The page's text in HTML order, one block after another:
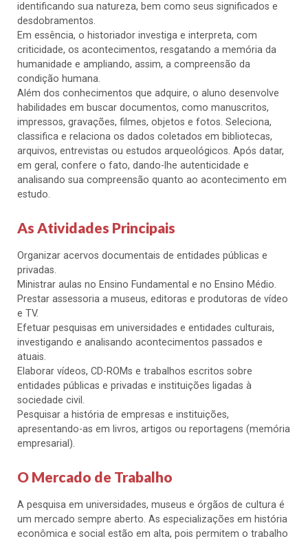
identificando sua natureza, bem como seus significados e
desdobramentos.
Em essência, o historiador investiga e interpreta, com
criticidade, os acontecimentos, resgatando a memória da
humanidade e ampliando, assim, a compreensão da
condição humana.
Além dos conhecimentos que adquire, o aluno desenvolve
habilidades em buscar documentos, como manuscritos,
impressos, gravações, filmes, objetos e fotos. Seleciona,
classifica e relaciona os dados coletados em bibliotecas,
arquivos, entrevistas ou estudos arqueológicos. Após datar,
em geral, confere o fato, dando-lhe autenticidade e
analisando sua compreensão quanto ao acontecimento em
estudo.
As Atividades Principais
Organizar acervos documentais de entidades públicas e
privadas.
Ministrar aulas no Ensino Fundamental e no Ensino Médio.
Prestar assessoria a museus, editoras e produtoras de vídeo
e TV.
Efetuar pesquisas em universidades e entidades culturais,
investigando e analisando acontecimentos passados e
atuais.
Elaborar vídeos, CD-ROMs e trabalhos escritos sobre
entidades públicas e privadas e instituições ligadas à
sociedade civil.
Pesquisar a história de empresas e instituições,
apresentando-as em livros, artigos ou reportagens (memória
empresarial).
O Mercado de Trabalho
A pesquisa em universidades, museus e órgãos de cultura é
um mercado sempre aberto. As especializações em história
econômica e social estão em alta, pois permitem o trabalho